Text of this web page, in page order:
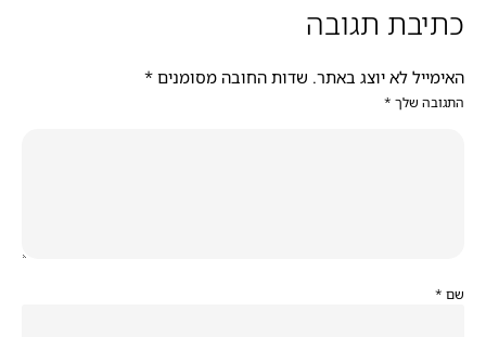
כתיבת תגובה
האימייל לא יוצג באתר. שדות החובה מסומנים *
התגובה שלך *
שם *